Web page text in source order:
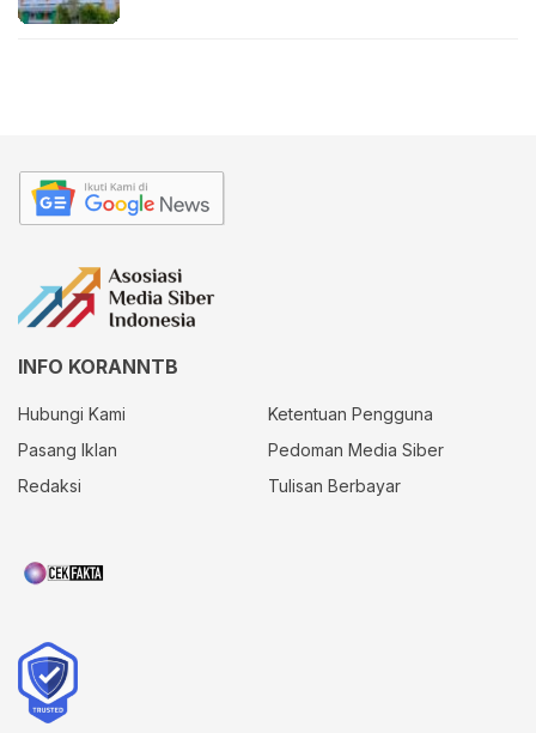
INFO KORANNTB
Hubungi Kami
Ketentuan Pengguna
Pasang Iklan
Pedoman Media Siber
Redaksi
Tulisan Berbayar